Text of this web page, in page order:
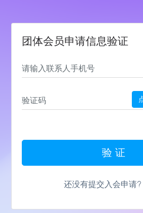
团体会员申请信息验证
验 证
还没有提交入会申请?